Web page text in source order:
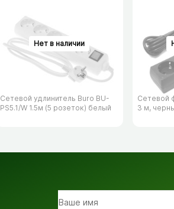
Сетевой удлинитель Buro BU-
PS5.1/​W 1.5м (5 розеток) белый
Сетевой
3 м,